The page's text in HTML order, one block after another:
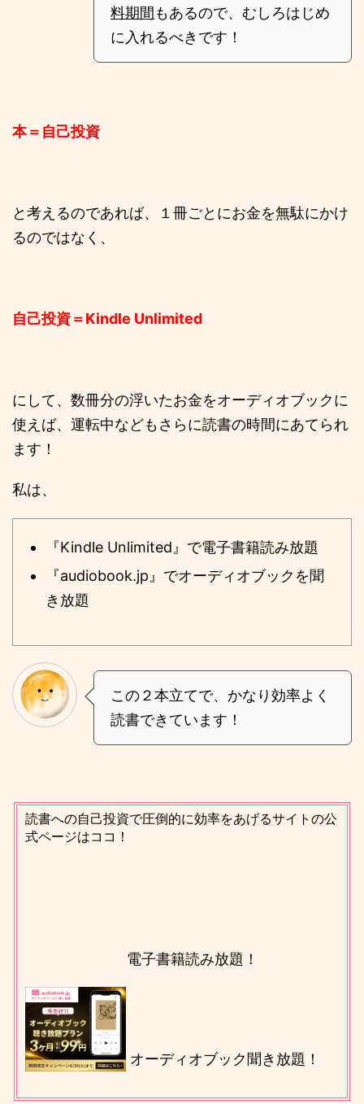
料期間 もあるので、むしろはじめ
に入れるべきです！
本＝自己投資
と考えるのであれば、１冊ごとにお金を無駄にかけ
るのではなく、
自己投資＝Kindle Unlimited
にして、数冊分の浮いたお金をオーディオブックに
使えば、運転中などもさらに読書の時間にあてられ
ます！
私は、
『Kindle Unlimited』で電子書籍読み放題
『audiobook.jp』でオーディオブックを聞
き放題
この２本立てで、かなり効率よく
読書できています！
読書への自己投資で圧倒的に効率をあげるサイトの公
式ページはココ！
電子書籍読み放題！
オーディオブック聞き放題！